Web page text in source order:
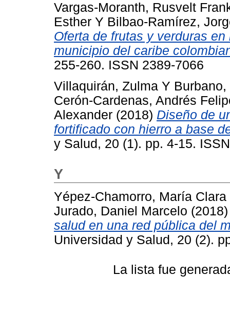
Vargas-Moranth, Rusvelt
Esther Y Bilbao-Ramírez,
Oferta de frutas y verduras
municipio del caribe
255-260. ISSN 2389-7066
Villaquirán, Zulma Y
Cerón-Cardenas, Andrés
Alexander (2018) Diseño de
fortificado con hierro a base
y Salud, 20 (1). pp. 4-15.
Y
Yépez-Chamorro, María Clara
Jurado, Daniel Marcelo
salud en una red pública del
Universidad y Salud, 20 (2).
La lista fue